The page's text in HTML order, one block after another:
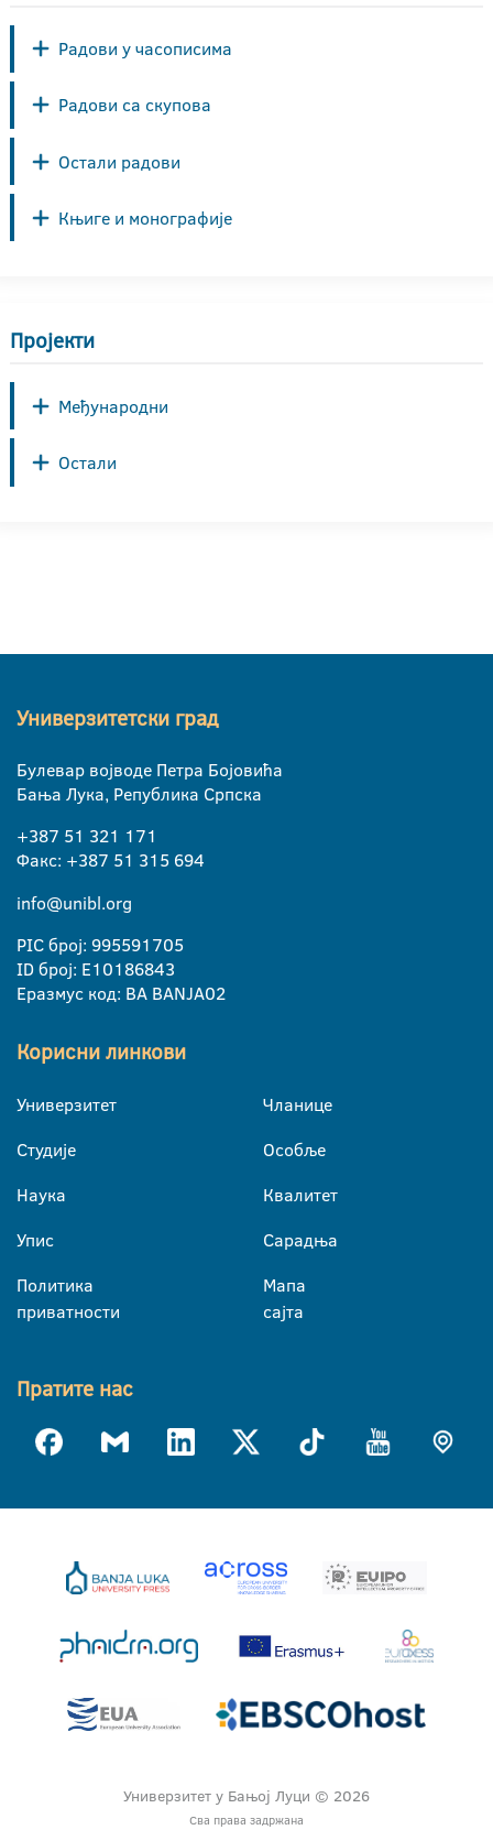
Радови у часописима
Радови са скупова
Остали радови
Књиге и монографије
Пројекти
Међународни
Остали
Универзитетски град
Булевар војводе Петра Бојовића
Бања Лука, Република Српска
+387 51 321 171
Факс: +387 51 315 694
info@unibl.org
PIC број: 995591705
ID број: E10186843
Еразмус код: BA BANJA02
Корисни линкови
Универзитет
Студије
Наука
Упис
Политика
приватности
Чланице
Особље
Квалитет
Сарадња
Мапа
сајта
Пратите нас
Универзитет у Бањој Луци © 2026
Сва права задржана